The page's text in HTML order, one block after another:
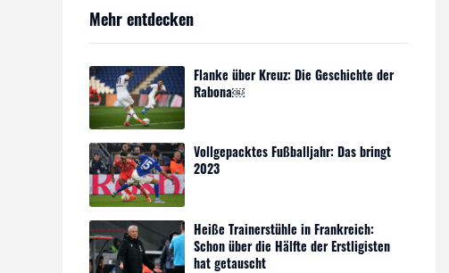
Mehr entdecken
Flanke über Kreuz: Die Geschichte der
Rabona￼
Vollgepacktes Fußballjahr: Das bringt
2023
Heiße Trainerstühle in Frankreich:
Schon über die Hälfte der Erstligisten
hat getauscht